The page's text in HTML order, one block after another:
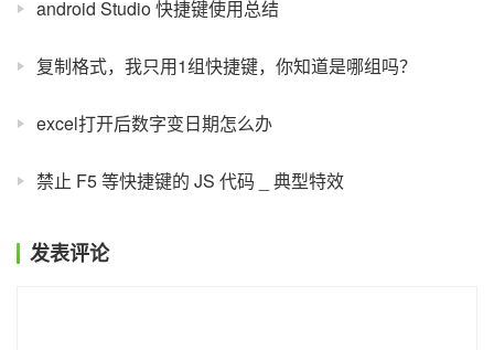
android Studio 快捷键使用总结
复制格式，我只用1组快捷键，你知道是哪组吗？
excel打开后数字变日期怎么办
禁止 F5 等快捷键的 JS 代码 _ 典型特效
发表评论